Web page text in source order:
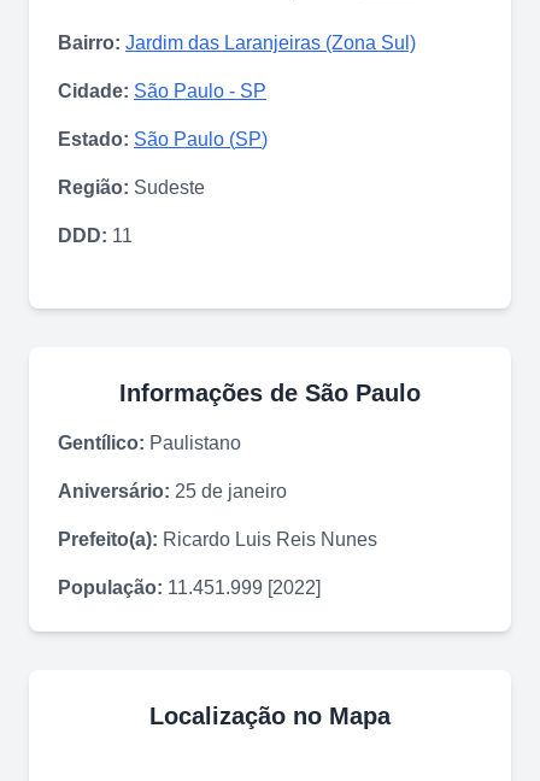
Bairro: Jardim das Laranjeiras (Zona Sul)
Cidade: São Paulo - SP
Estado: São Paulo (SP)
Região: Sudeste
DDD: 11
Informações de São Paulo
Gentílico: Paulistano
Aniversário: 25 de janeiro
Prefeito(a): Ricardo Luis Reis Nunes
População: 11.451.999 [2022]
Localização no Mapa